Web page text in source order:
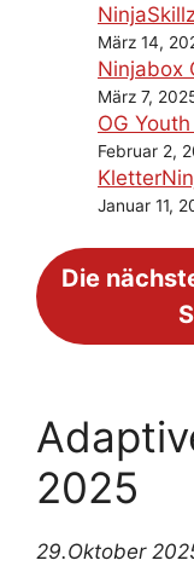
März 14,
Ninjabox
März 7,
OG
Februar 2,
Januar 11,
Die
2025
29.Oktober